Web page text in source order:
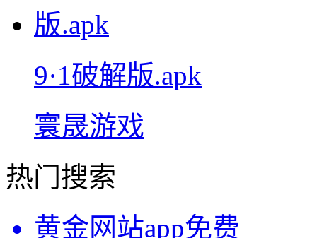
9·1破解版.apk
寰晟游戏
热门搜索
黄金网站app免费